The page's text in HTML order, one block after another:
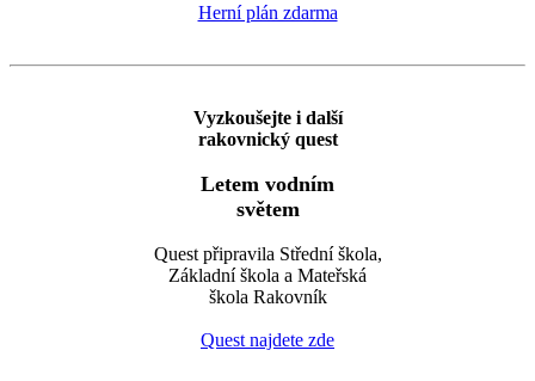
Herní plán zdarma
Vyzkoušejte i další
rakovnický quest
Letem vodním
světem
Quest připravila Střední škola,
Základní škola a Mateřská
škola Rakovník
Quest najdete zde